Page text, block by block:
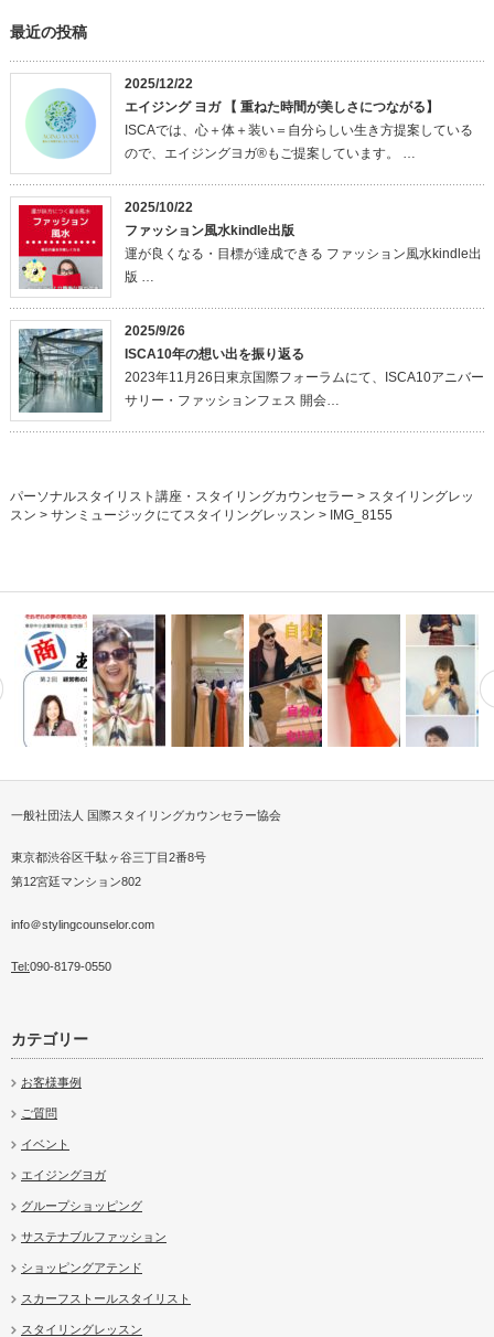
最近の投稿
2025/12/22
エイジング ヨガ 【 重ねた時間が美しさにつながる】
ISCAでは、心＋体＋装い＝自分らしい生き方提案している
ので、エイジングヨガ®もご提案しています。 …
2025/10/22
ファッション風水kindle出版
運が良くなる・目標が達成できる ファッション風水kindle出
版 …
2025/9/26
ISCA10年の想い出を振り返る
2023年11月26日東京国際フォーラムにて、ISCA10アニバー
サリー・ファッションフェス 開会…
パーソナルスタイリスト講座・スタイリングカウンセラー > スタイリングレッ
スン > サンミュージックにてスタイリングレッスン > IMG_8155
フ…の為のセルフ…開催
2018大阪…
一般社団法人 国際スタイリングカウンセラー協会
東京都渋谷区千駄ヶ谷三丁目2番8号
第12宮廷マンション802
info＠stylingcounselor.com
Tel:090-8179-0550
カテゴリー
お客様事例
ご質問
イベント
エイジングヨガ
グループショッピング
サステナブルファッション
ショッピングアテンド
スカーフストールスタイリスト
スタイリングレッスン